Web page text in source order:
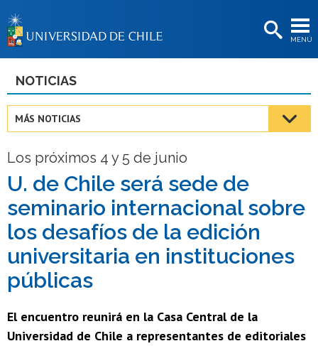
MENÚ
BIBLIOTECAS
Estudiantes
Académicas/os
Funcionarias/os
Egresadas/os
NOTICIAS
MÁS NOTICIAS
Los próximos 4 y 5 de junio
U. de Chile será sede de
seminario internacional sobre
los desafíos de la edición
universitaria en instituciones
públicas
El encuentro reunirá en la Casa Central de la
Universidad de Chile a representantes de editoriales